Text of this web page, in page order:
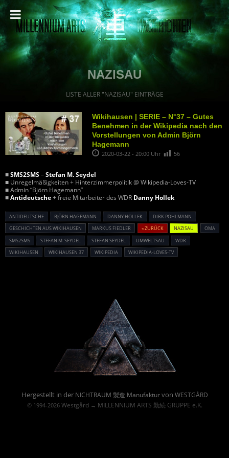
NAZISAU
LISTE ALLER "NAZISAU" EINTRÄGE
Wikihausen | SERIE – N°37 – Gutes
Benehmen in der Wikipedia nach den
Vorstellungen von Admin Björn
Hagemann
2020-03-22 - 20:00 Uhr 56
■SMS2SMS–Stefan M. Seydel
■ Unregelmäßigkeiten + Hinterzimmerpolitik @ Wikipedia-Loves-TV
■ Admin “Björn Hagemann”
■Antideutsche+ freie Mitarbeiter des WDR Danny Hollek
ANTIDEUTSCHE BJÖRN HAGEMANN DANNY HOLLEK
DIRK POHLMANN
GESCHICHTEN AUS WIKIHAUSEN
MARKUS FIEDLER « ZURÜCK NAZISAU
OMA
SMS2SMS
STEFAN M. SEYDEL STEFAN SEYDEL UMWELTSAU
WDR
WIKIHAUSEN
WIKIHAUSEN 37 WIKIPEDIA WIKIPEDIA-LOVES-TV
Hergestellt in der NICHTRAUM 製造 Manufakturvon WESTGÅRD
© 1994-2026 Westgård→ MILLENNIUM ARTS 勤続 GRUPPE e.K.
Powered By :